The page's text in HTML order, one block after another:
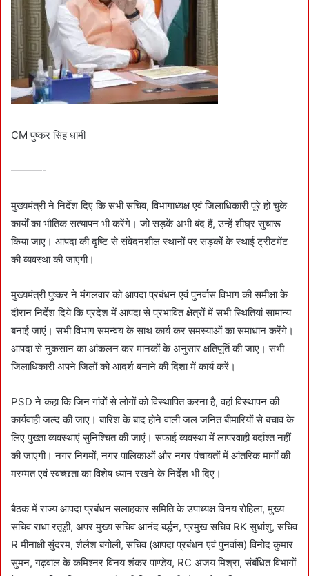
CM पुष्कर सिंह धामी
———-
मुख्यमंत्री ने निर्देश दिए कि सभी सचिव, विभागाध्यक्ष एवं जिलाधिकारी पूरे हो चुके
कार्यों का भौतिक सत्यापन भी करेंगे। जो सड़कें अभी बंद हैं, उन्हें शीघ्र सुचारू
किया जाए। आपदा की दृष्टि से संवेदनशील स्थानों पर सड़कों के स्थाई ट्रीटमेंट
की व्यवस्था की जाएगी।
मुख्यमंत्री पुष्कर ने मंगलवार को आपदा प्रबंधन एवं पुनर्वास विभाग की समीक्षा के
दौरान निर्देश दिये कि प्रदेश में आपदा से प्रभावित क्षेत्रों में सभी स्थितियां सामान्य
बनाई जाएं। सभी विभाग समन्वय के साथ कार्य कर समस्याओं का समाधान करेंगे।
आपदा से नुकसान का आंकलन कर मानकों के अनुसार क्षतिपूर्ति की जाए। सभी
जिलाधिकारी अपने जिलों को आदर्श बनाने की दिशा में कार्य करें।
PSD ने कहा कि जिन गांवों से लोगों को विस्थापित करना है, वहां विस्थापन की
कार्यवाही जल्द की जाए। बारिश के बाद होने वाली जल जनित बीमारियों से बचाव के
लिए पुख्ता व्यवस्थाएं सुनिश्चित की जाएं। सफाई व्यवस्था में लापरवाही बर्दाश्त नहीं
की जाएगी। नगर निगमों, नगर पालिकाओं और नगर पंचायतों में आंतरिक मार्गों की
मरम्मत एवं स्वच्छता का विशेष ध्यान रखने के निर्देश भी दिए।
बैठक में राज्य आपदा प्रबंधन सलाहकार समिति के उपाध्यक्ष विनय रोहिला, मुख्य
सचिव राधा रतूड़ी, अपर मुख्य सचिव आनंद बर्द्धन, प्रमुख सचिव RK सुधांशु, सचिव
R मीनाक्षी सुंदरम, शैलैश बगोली, सचिव (आपदा प्रबंधन एवं पुनर्वास) विनोद कुमार
सुमन, गढ़वाल के कमिश्नर विनय शंकर पाण्डेय, RC अजय मिश्रा, संबंधित विभागों